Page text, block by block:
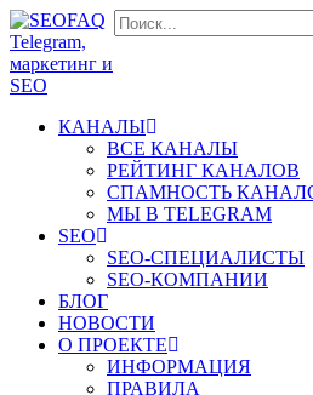
КАНАЛЫ
ВСЕ КАНАЛЫ
РЕЙТИНГ КАНАЛОВ
СПАМНОСТЬ
МЫ В TELEGRAM
SEO
SEO-СПЕЦИАЛИСТЫ
SEO-КОМПАНИИ
БЛОГ
НОВОСТИ
О ПРОЕКТЕ
ИНФОРМАЦИЯ
ПРАВИЛА